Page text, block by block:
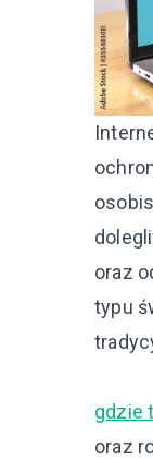
oraz
typu
gdzie
oraz